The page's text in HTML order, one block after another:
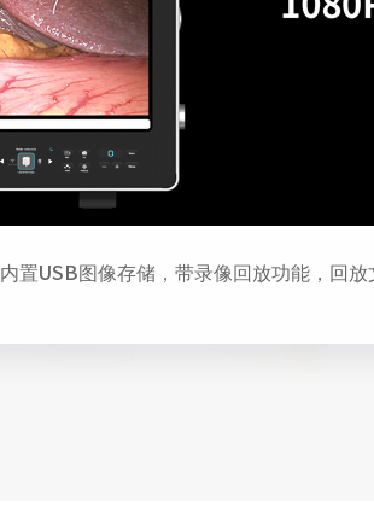
内置USB图像存储，带录像回放功能，回放